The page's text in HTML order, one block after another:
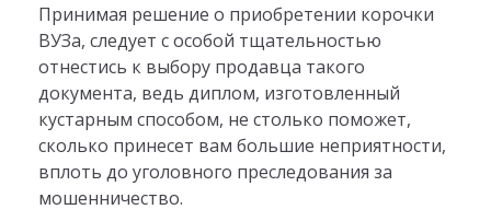
Принимая решение о приобретении корочки
ВУЗа, следует с особой тщательностью
отнестись к выбору продавца такого
документа, ведь диплом, изготовленный
кустарным способом, не столько поможет,
сколько принесет вам большие неприятности,
вплоть до уголовного преследования за
мошенничество.